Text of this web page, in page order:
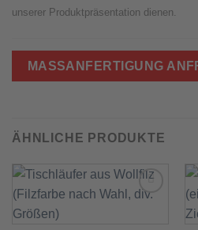
unserer Produktpräsentation dienen.
MASSANFERTIGUNG
ÄHNLICHE PRODUKTE